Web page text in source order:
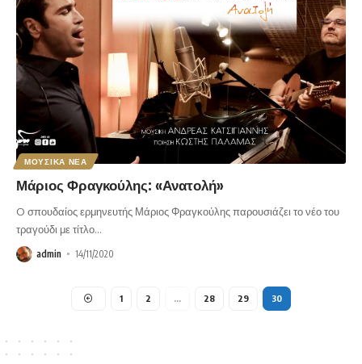
ΜΟΥΣΙΚΑ ΝΕΑ
Μάριος Φραγκούλης: «Ανατολή»
O σπουδαίος ερμηνευτής Μάριος Φραγκούλης παρουσιάζει το νέο του
τραγούδι με τίτλο…
admin 14/11/2020
1 2 28 29 30